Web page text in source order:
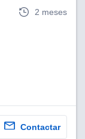
2 meses
Contactar